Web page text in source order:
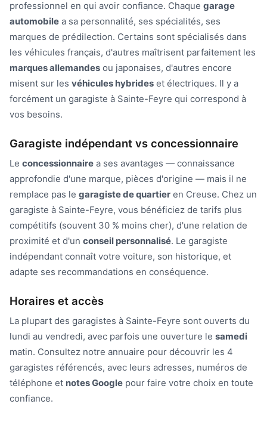
professionnel en qui avoir confiance. Chaque garage
automobile a sa personnalité, ses spécialités, ses
marques de prédilection. Certains sont spécialisés dans
les véhicules français, d'autres maîtrisent parfaitement les
marques allemandes ou japonaises, d'autres encore
misent sur les véhicules hybrides et électriques. Il y a
forcément un garagiste à Sainte-Feyre qui correspond à
vos besoins.
Garagiste indépendant vs concessionnaire
Le concessionnaire a ses avantages — connaissance
approfondie d'une marque, pièces d'origine — mais il ne
remplace pas le garagiste de quartier en Creuse. Chez un
garagiste à Sainte-Feyre, vous bénéficiez de tarifs plus
compétitifs (souvent 30 % moins cher), d'une relation de
proximité et d'un conseil personnalisé. Le garagiste
indépendant connaît votre voiture, son historique, et
adapte ses recommandations en conséquence.
Horaires et accès
La plupart des garagistes à Sainte-Feyre sont ouverts du
lundi au vendredi, avec parfois une ouverture le samedi
matin. Consultez notre annuaire pour découvrir les 4
garagistes référencés, avec leurs adresses, numéros de
téléphone et notes Google pour faire votre choix en toute
confiance.